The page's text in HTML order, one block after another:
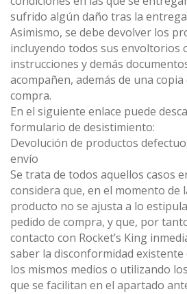
sufrido algún daño tras la
Asimismo, se debe devolver los
incluyendo todos sus envoltorios
instrucciones y demás
acompañen, además de una
compra.
En el siguiente enlace puede
formulario de desistimiento:
Devolución de productos
envío
Se trata de todos aquellos casos
considera que, en el momento de
producto no se ajusta a lo
pedido de compra, y que, por
contacto con Rocket’s King
saber la disconformidad
los mismos medios o utilizando
que se facilitan en el apartado